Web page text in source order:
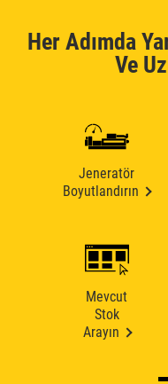
Her Adımda
Ve
Jeneratör
Boyutlandırın
Mevcut
Stok
Arayın